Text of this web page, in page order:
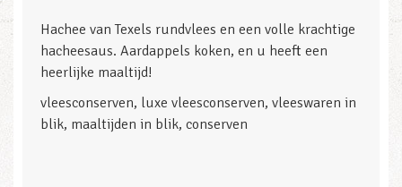
Hachee van Texels rundvlees en een volle krachtige
hacheesaus. Aardappels koken, en u heeft een
heerlijke maaltijd!
vleesconserven, luxe vleesconserven, vleeswaren in
blik, maaltijden in blik, conserven